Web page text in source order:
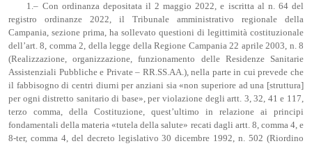
1.– Con ordinanza depositata il 2 maggio 2022, e iscritta al n. 64 del
registro ordinanze 2022, il Tribunale amministrativo regionale della
Campania, sezione prima, ha sollevato questioni di legittimità costituzionale
dell’art. 8, comma 2, della legge della Regione Campania 22 aprile 2003, n. 8
(Realizzazione, organizzazione, funzionamento delle Residenze Sanitarie
Assistenziali Pubbliche e Private – RR.SS.AA.), nella parte in cui prevede che
il fabbisogno di centri diurni per anziani sia «non superiore ad una [struttura]
per ogni distretto sanitario di base», per violazione degli artt. 3, 32, 41 e 117,
terzo comma, della Costituzione, quest’ultimo in relazione ai principi
fondamentali della materia «tutela della salute» recati dagli artt. 8, comma 4, e
8-ter, comma 4, del decreto legislativo 30 dicembre 1992, n. 502 (Riordino